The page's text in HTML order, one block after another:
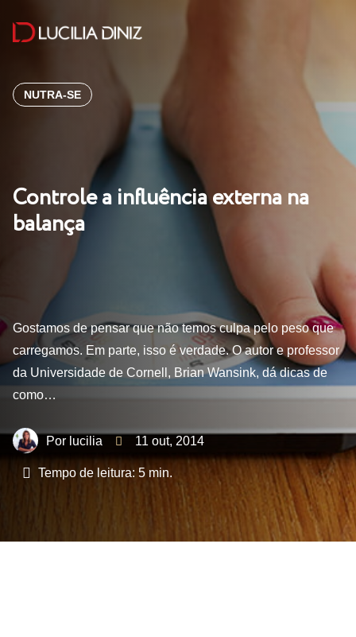
NUTRA-SE
Controle a influência externa na
balança
Gostamos de pensar que não temos culpa pelo peso que
carregamos. Em parte, isso é verdade. O autor e professor
da Universidade de Cornell, Brian Wansink, dá dicas de
como…
lucilia 11 out, 2014
Tempo de leitura: 5 min.